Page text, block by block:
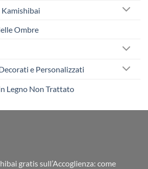
Ombre
e Personalizzati
Legno Non Trattato
gratis sull’Accoglienza: come